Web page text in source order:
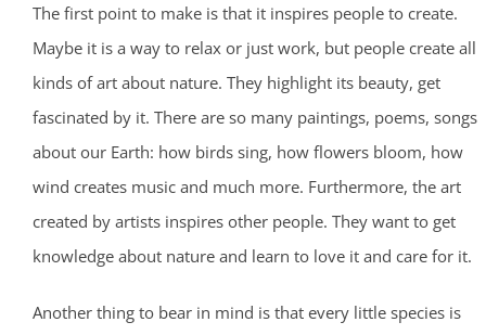
The first point to make is that it inspires people to create.
Maybe it is a way to relax or just work, but people create all
kinds of art about nature. They highlight its beauty, get
fascinated by it. There are so many paintings, poems, songs
about our Earth: how birds sing, how flowers bloom, how
wind creates music and much more. Furthermore, the art
created by artists inspires other people. They want to get
knowledge about nature and learn to love it and care for it.
Another thing to bear in mind is that every little species is